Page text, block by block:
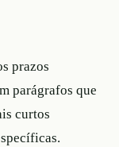
prazos
parágrafos que
curtos